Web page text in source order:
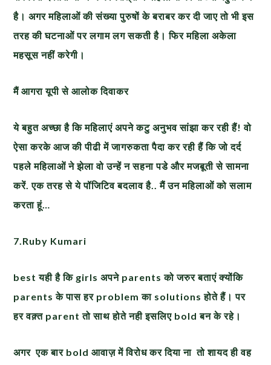
है। अगर महिलाओं की संख्या पुरुषों के बराबर कर दी जाए तो भी इस
तरह की घटनाओं पर लगाम लग सकती है। फिर महिला अकेला
महसूस नहीं करेगी।
मैं आगरा यूपी से आलोक दिवाकर
ये बहुत अच्छा है कि महिलाएं अपने कटु अनुभव सांझा कर रही हैं! वो
ऐसा करके आज की पीढी में जागरुकता पैदा कर रही हैं कि जो दर्द
पहले महिलाओं ने झेला वो उन्हें न सहना पडे और मजबूती से सामना
करें. एक तरह से ये पॉजिटिव बदलाव है.. मैं उन महिलाओं को सलाम
करता हूं…
7.Ruby Kumari
best यही है कि girls अपने parents को जरुर बताएं क्योंकि
parents के पास हर problem का solutions होते हैं। पर
हर वक़्त parent तो साथ होते नही इसलिए bold बन के रहे।
अगर एक बार bold आवाज़ में विरोध कर दिया ना तो शायद ही वह